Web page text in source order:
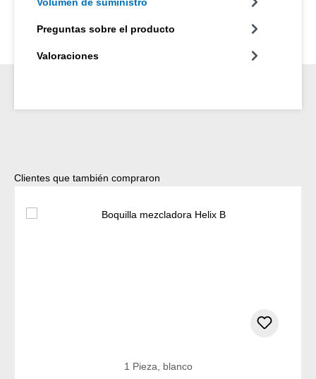
Preguntas sobre el producto
Valoraciones
Omitir la galería de productos
Clientes que también compraron
1 Pieza, blanco